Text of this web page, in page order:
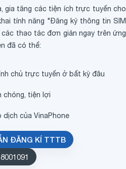
gia tăng các tiện ích trực tuyến cho
tính năng "Đăng ký thông tin SIM
thao tác đơn giản ngay trên ứng
đã có thể:
chủ trực tuyến ở bất kỳ đâu
chóng, tiện lợi
dịch của VinaPhone
ĐĂNG KÍ TTTB